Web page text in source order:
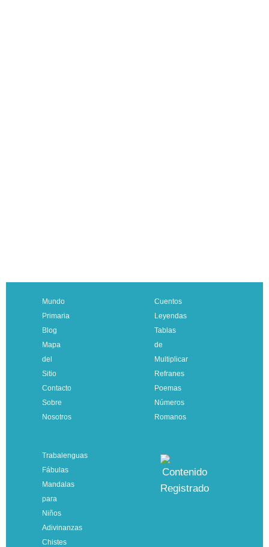
Mundo
Primaria
Blog
Mapa
del
Sitio
Contacto
Sobre
Nosotros
Cuentos
Leyendas
Tablas
de
Multiplicar
Refranes
Poemas
Números
Romanos
Trabalenguas
Fábulas
Mandalas
para
Niños
Adivinanzas
Chistes